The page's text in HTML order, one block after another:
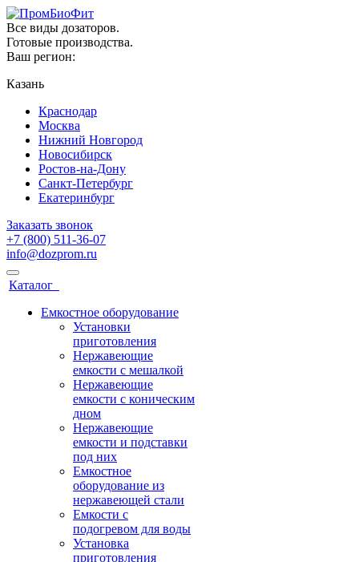
Все виды дозаторов.
Готовые производства.
Ваш регион:
Казань
Краснодар
Москва
Нижний Новгород
Новосибирск
Ростов-на-Дону
Санкт-Петербург
Екатеринбург
Заказать звонок
+7 (800) 511-36-07
info@dozprom.ru
Каталог
Емкостное оборудование
Установки
приготовления
Нержавеющие
емкости с мешалкой
Нержавеющие
емкости с коническим
дном
Нержавеющие
емкости и подставки
под них
Емкостное
оборудование из
нержавеющей стали
Емкости с
подогревом для воды
Установка
приготовления